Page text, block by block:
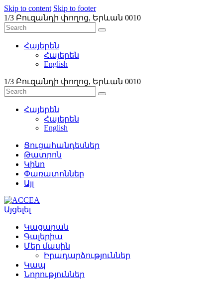
Skip to content Skip to footer
1/3 Բուզանդի փողոց, Երևան 0010
Հայերեն
Հայերեն
English
1/3 Բուզանդի փողոց, Երևան 0010
Հայերեն
Հայերեն
English
Ցուցահանդեսներ
Թատրոն
Կինո
Փառատոններ
Այլ
Այցելել
Կացարան
Գալերիա
Մեր մասին
Իրադարձություններ
Կապ
Նորություններ